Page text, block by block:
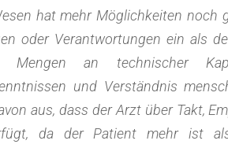
hat mehr Möglichkeiten noch
oder Verantwortungen ein als
an technischer
und Verständnis
aus, dass der Arzt über Takt,
da der Patient mehr ist